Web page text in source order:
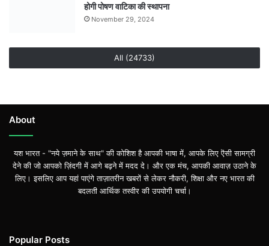
होगी पोषण वाटिका की स्थापना
November 29, 2024
All (24733)
About
यश भारत - "नये ज़माने के साथ" की कोशिश है आपकी भाषा में, आपके लिए ऎसी सामग्री
देने की जो आपको ज़िंदगी में आगे बढ़ने में मदद दे। और एक मंच, आपकी आवाज़ उठाने के
लिए। इसलिए आप यहां पाएंगे ताज़ातरीन खबरों से लेकर नौकरी, शिक्षा और नए भारत की
बदलती आर्थिक तस्वीर की उपयोगी चर्चा।
Popular Posts